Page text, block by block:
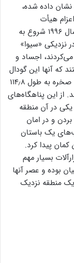
نشان داده شده،
هیأت
باستان‌شناسی به این منطقه است. آنها در سال ۱۹۹۶ شروع به
نزدیکی «سیوا»
می‌کردند، اجساد و
که آنها این گودال
را یک پناهگاه طبیعی در نظر گرفتند؛ آن یک صخره به طول ۱۱۴٫۸
عمق یافتند. از این پناهگاه‌های
در آن منطقه
بردن و در امان
یک باستان
پیدا کرد.
بسیار مهم
بوده و عصر آنها
یک منطقه نزدیک